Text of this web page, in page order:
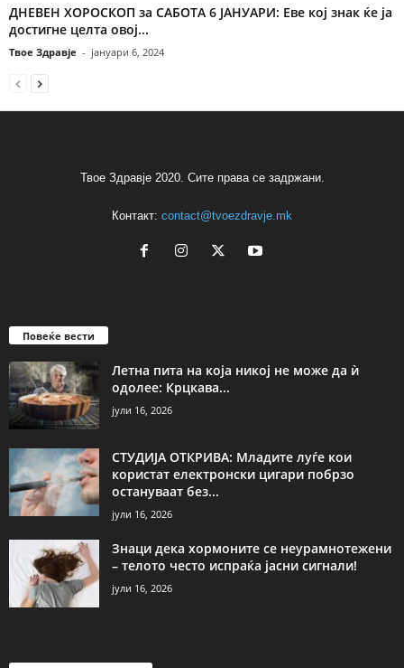
ДНЕВЕН ХОРОСКОП за САБОТА 6 ЈАНУАРИ: Еве кој знак ќе ја
достигне целта овој...
Твое Здравје - јануари 6, 2024
Твое Здравје 2020. Сите права се задржани.
Контакт: contact@tvoezdravje.mk
Повеќе вести
Летна пита на која никој не може да ѝ
одолее: Крцкава...
јули 16, 2026
СТУДИЈА ОТКРИВА: Младите луѓе кои
користат електронски цигари побрзо
остануваат без...
јули 16, 2026
Знаци дека хормоните се неурамнотежени
– телото често испраќа јасни сигнали!
јули 16, 2026